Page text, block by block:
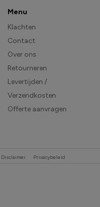
Menu
Klachten
Contact
Over ons
Retourneren
Levertijden /
Verzendkosten
Offerte aanvragen
Disclaimer Privacybeleid